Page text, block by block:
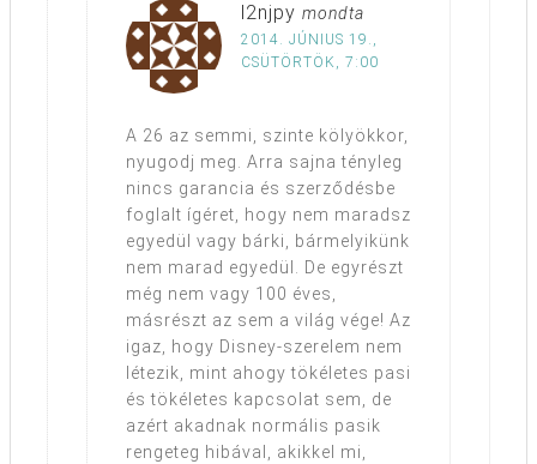
l2njpy mondta
2014. JÚNIUS 19.,
CSÜTÖRTÖK, 7:00
A 26 az semmi, szinte kölyökkor,
nyugodj meg. Arra sajna tényleg
nincs garancia és szerződésbe
foglalt ígéret, hogy nem maradsz
egyedül vagy bárki, bármelyikünk
nem marad egyedül. De egyrészt
még nem vagy 100 éves,
másrészt az sem a világ vége! Az
igaz, hogy Disney-szerelem nem
létezik, mint ahogy tökéletes pasi
és tökéletes kapcsolat sem, de
azért akadnak normális pasik
rengeteg hibával, akikkel mi,